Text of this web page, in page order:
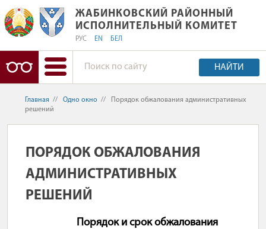
ЖАБИНКОВСКИЙ РАЙОННЫЙ
ЖАБИНКОВСКИЙ РАЙОННЫЙ
ИСПОЛНИТЕЛЬНЫЙ КОМИТЕТ
РУС EN БЕЛ
НАЙТИ
Главная // Одно окно //
Порядок обжалования административных
решений
ПОРЯДОК ОБЖАЛОВАНИЯ
АДМИНИСТРАТИВНЫХ
РЕШЕНИЙ
Порядок и срок обжалования